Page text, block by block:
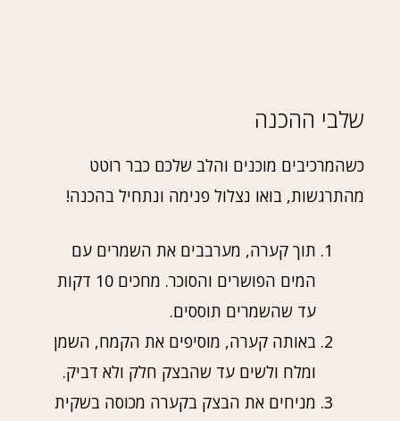
שלבי ההכנה
כשהמרכיבים מוכנים והלב שלכם כבר רוטט
מהתרגשות, בואו נצלול פנימה ונתחיל בהכנה!
תוך קערה, מערבבים את השמרים עם
המים הפושרים והסוכר. מחכים 10 דקות
עד שהשמרים תוססים.
באותה קערה, מוסיפים את הקמח, השמן
ומלח ולשים עד שהבצק חלק ולא דביק.
מניחים את הבצק בקערה מכוסה בשקית